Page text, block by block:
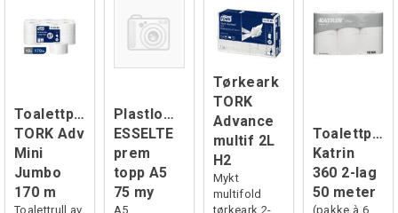
Toalettpapir
TORK Adv
Mini
Jumbo
170 m
Toalettrull av
Plastlomme
ESSELTE
prem
topp A5
75 my
A5
Tørkeark
TORK
Advance
multif 2L
H2
Mykt
multifold
tørkeark 2-
Katrin
360 2-lag
50 meter
(pakke à 6